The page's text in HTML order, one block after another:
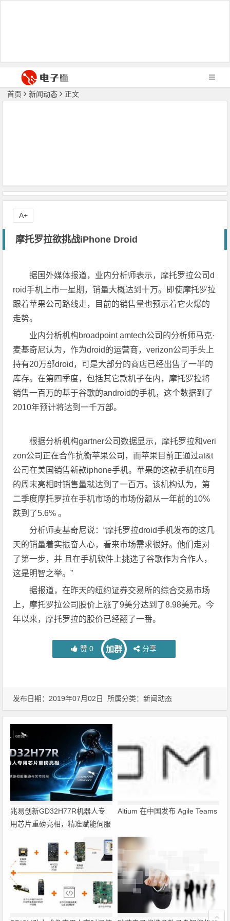
首页 新闻动态 正文
摩托罗拉欲挑战iPhone Droid
据国外媒体报道，业内分析师表示，摩托罗拉公司d
roid手机上市一星期，销量大概达到十万。即使摩托罗拉
跟着苹果公司路线走，目前的销售量也预示着它火爆的
走势。
业内分析机构broadpoint amtech公司的分析师马克·
麦基奇尼认为，作为droid的运营商，verizon公司手头上
持有20万部droid，可是大部分的商店已经出售了一半的
库存。在第四季度，包括其它款机子在内，摩托罗拉将
销售一百万的基于谷歌的android的手机，这个数据到了
2010年预计将达到一千万部。
根据分析机构gartner公司数据显示，摩托罗拉和veri
zon公司正在合作抗衡苹果公司，而苹果目前正通过at&t
公司在美国销售新款iphone手机。苹果的这款手机在6月
的周末亮相时销售量就达到了一百万。该机构认为，第
二季度摩托罗拉在手机市场的市场份额从一年前的10%
跌到了5.6% 。
分析师麦基奇尼说：“摩托罗拉droid手机发布的这几
天的销量着实振奋人心，看来市场需求很好。他们走对
了第一步，并 且在手机软件上挑选了谷歌作为合作人，
这是明智之举。”
据报道，在昨天的纽约证券交易所的综合交易市场
上，摩托罗拉公司股价上涨了9美分达到了8.98美元。今
年以来，摩托罗拉的股价已经翻了一番。
赞 0 加群 分享
A+
发布日期：2019年07月02日 所属分类：新闻动态
兆易创新GD32H77R机器人专
用芯片重磅亮相，精准赋能伺服
Altium 在中国发布 Agile Teams